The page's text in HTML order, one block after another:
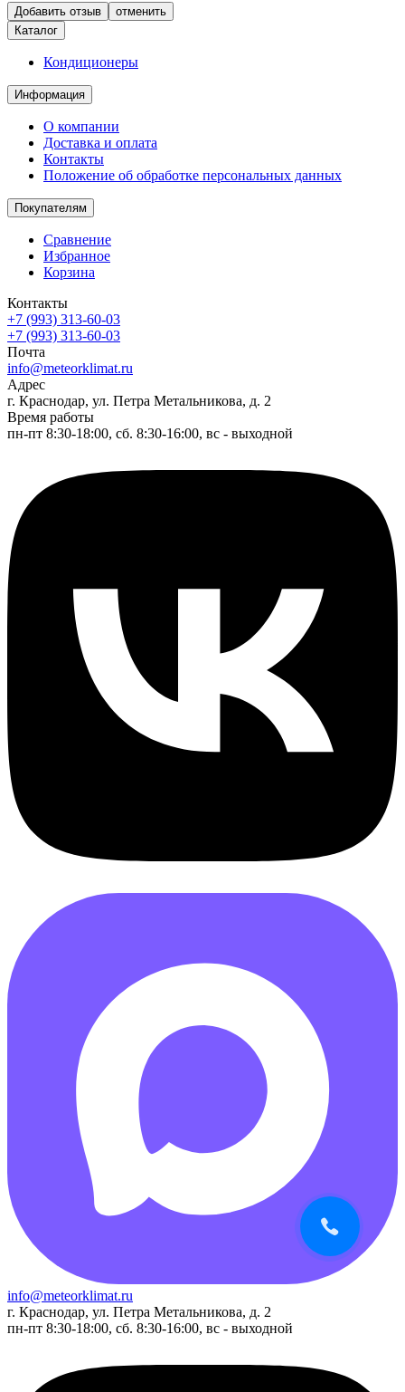
отменить
Каталог
Кондиционеры
Информация
О компании
Доставка и оплата
Контакты
Положение об обработке персональных данных
Покупателям
Сравнение
Избранное
Корзина
Контакты
+7 (993) 313-60-03
+7 (993) 313-60-03
Почта
info@meteorklimat.ru
Адрес
г. Краснодар, ул. Петра Метальникова, д. 2
Время работы
пн-пт 8:30-18:00, сб. 8:30-16:00, вс - выходной
info@meteorklimat.ru
г. Краснодар, ул. Петра Метальникова, д. 2
пн-пт 8:30-18:00, сб. 8:30-16:00, вс - выходной